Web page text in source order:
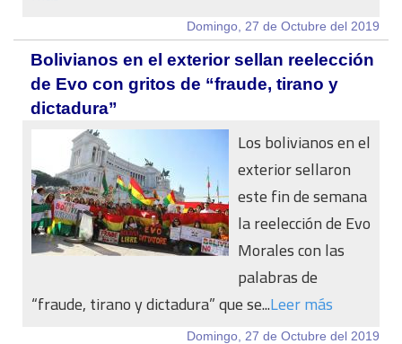
Domingo, 27 de Octubre del 2019
Bolivianos en el exterior sellan reelección
de Evo con gritos de “fraude, tirano y
dictadura”
Los bolivianos en el
exterior sellaron
este fin de semana
la reelección de Evo
Morales con las
palabras de
“fraude, tirano y dictadura” que se...Leer más
Domingo, 27 de Octubre del 2019